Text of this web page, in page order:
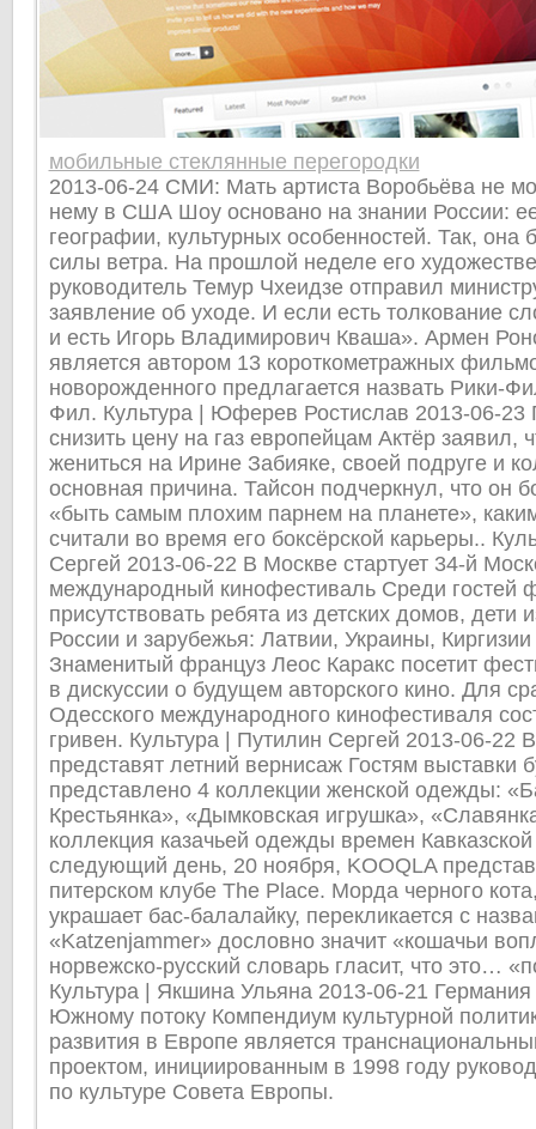
мобильные стеклянные перегородки
2013-06-24 СМИ: Мать артиста Воробьёва не
нему в США Шоу основано на знании России:
географии, культурных особенностей. Так, она
силы ветра. На прошлой неделе его
руководитель Темур Чхеидзе отправил
заявление об уходе. И если есть толкование
и есть Игорь Владимирович Кваша». Армен
является автором 13 короткометражных
новорожденного предлагается назвать Рики-
Фил. Культура | Юферев Ростислав 2013-06-23
снизить цену на газ европейцам Актёр заявил,
жениться на Ирине Забияке, своей подруге и
основная причина. Тайсон подчеркнул, что он
«быть самым плохим парнем на планете»,
считали во время его боксёрской карьеры..
Сергей 2013-06-22 В Москве стартует 34-й
международный кинофестиваль Среди гостей
присутствовать ребята из детских домов, дети
России и зарубежья: Латвии, Украины, Киргизии
Знаменитый француз Леос Каракс посетит
в дискуссии о будущем авторского кино. Для
Одесского международного кинофестиваля
гривен. Культура | Путилин Сергей 2013-06-22
представят летний вернисаж Гостям выставки
представлено 4 коллекции женской одежды:
Крестьянка», «Дымковская игрушка»,
коллекция казачьей одежды времен
следующий день, 20 ноября, KOOQLA
питерском клубе The Place. Морда черного
украшает бас-балалайку, перекликается с
«Katzenjammer» дословно значит «кошачьи
норвежско-русский словарь гласит, что это…
Культура | Якшинa Ульяна 2013-06-21
Южному потоку Компендиум культурной
развития в Европе является
проектом, инициированным в 1998 году
по культуре Совета Европы.